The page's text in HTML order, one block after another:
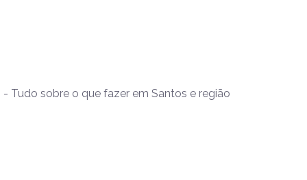
- Tudo sobre o que fazer em Santos e região